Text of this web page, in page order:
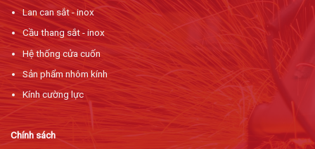
Lan can sắt - inox
Cầu thang sắt - inox
Hệ thống cửa cuốn
Sản phẩm nhôm kính
Kính cường lực
Chính sách